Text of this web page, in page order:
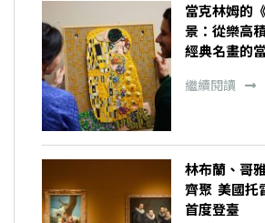
當克林姆的
景：從樂高
經典名畫的
繼續閱讀
林布蘭、哥
齊聚 美國托
首度登臺